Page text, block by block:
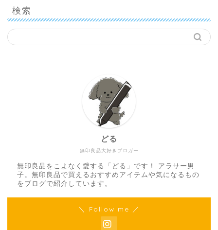
検索
無印良品大好きブロガー
どる
無印良品をこよなく愛する「どる」です！ アラサー男
子。無印良品で買えるおすすめアイテムや気になるもの
をブログで紹介しています。
＼ Follow me ／